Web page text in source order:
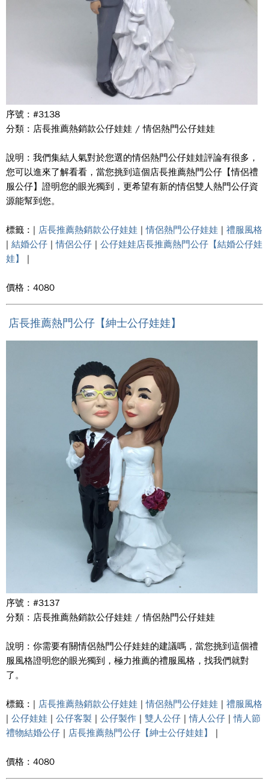
序號 : #3138
分類 : 店長推薦熱銷款公仔娃娃 / 情侶熱門公仔娃娃
說明 : 我們集結人氣對於您選的情侶熱門公仔娃娃評論有很多，
您可以進來了解看看，當您挑到這個店長推薦熱門公仔【情侶禮
服公仔】證明您的眼光獨到，更希望有新的情侶雙人熱門公仔資
源能幫到您。
標籤 : | 店長推薦熱銷款公仔娃娃 |情侶熱門公仔娃娃 | 禮服風格
| 結婚公仔 |情侶公仔 | 公仔娃娃店長推薦熱門公仔【結婚公仔娃
娃】
|
價格 : 4080
店長推薦熱門公仔【紳士公仔娃娃】
序號 : #3137
分類 : 店長推薦熱銷款公仔娃娃 / 情侶熱門公仔娃娃
說明 : 你需要有關情侶熱門公仔娃娃的建議嗎，當您挑到這個禮
服風格證明您的眼光獨到，極力推薦的禮服風格，找我們就對
了。
標籤 : | 店長推薦熱銷款公仔娃娃 |情侶熱門公仔娃娃 | 禮服風格
| 公仔娃娃 | 公仔客製 | 公仔製作 | 雙人公仔 |情人公仔 |情人節
禮物結婚公仔 | 店長推薦熱門公仔【紳士公仔娃娃】 |
價格 : 4080